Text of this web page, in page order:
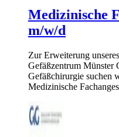
Medizinische
m/w/d
Zur Erweiterung
Gefäßzentrum Münster
Gefäßchirurgie suchen
Medizinische